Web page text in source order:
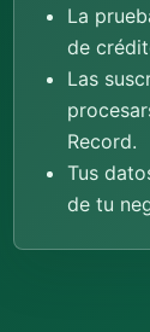
La
de
Las
Record.
Tus
de tu